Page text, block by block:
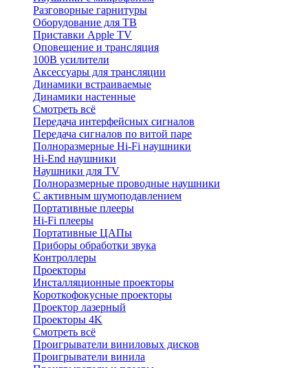
Разговорные гарнитуры
Оборудование для ТВ
Приставки Apple TV
Оповещение и трансляция
100В усилители
Аксессуары для трансляции
Динамики встраиваемые
Динамики настенные
Смотреть всё
Передача интерфейсных сигналов
Передача сигналов по витой паре
Полноразмерные Hi-Fi наушники
Hi-End наушники
Наушники для TV
Полноразмерные проводные наушники
С активным шумоподавлением
Портативные плееры
Hi-Fi плееры
Портативные ЦАПы
Приборы обработки звука
Контроллеры
Проекторы
Инсталляционные проекторы
Короткофокусные проекторы
Проектор лазерный
Проекторы 4K
Смотреть всё
Проигрыватели виниловых дисков
Проигрыватели винила